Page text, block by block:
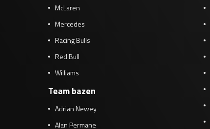
McLaren
Mercedes
Racing Bulls
Red Bull
Williams
Team bazen
Adrian Newey
Alan Permane